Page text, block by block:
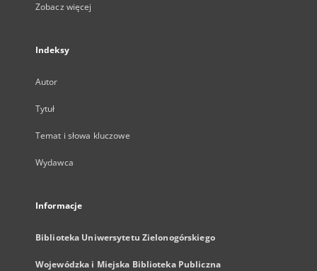
Zobacz więcej
Indeksy
Autor
Tytuł
Temat i słowa kluczowe
Wydawca
Informacje
Biblioteka Uniwersytetu Zielonogórskiego
Wojewódzka i Miejska Biblioteka Publiczna